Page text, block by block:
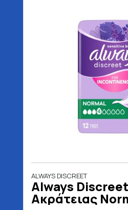
ALWAYS DISCREET
Always
Ακράτειας